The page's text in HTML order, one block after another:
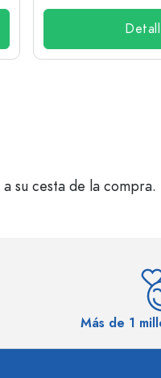
su cesta de la compra.
Más de 1